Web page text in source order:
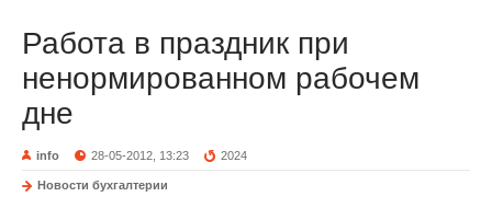
Работа в праздник при
ненормированном рабочем
дне
info 28-05-2012, 13:23 2024
Новости бухгалтерии